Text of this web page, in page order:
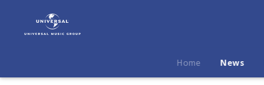
Konzert-
Home News